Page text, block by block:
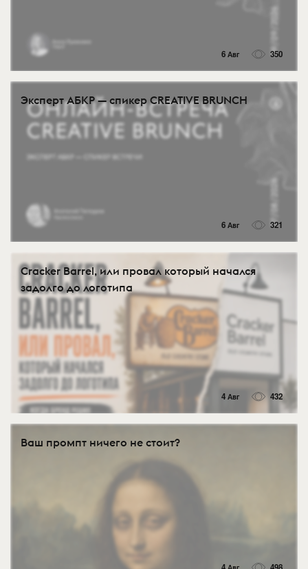
6 Авг 350
Эксперт АБКР — спикер CREATIVE BRUNCH
6 Авг 321
Cracker Barrel, или провал который начался
задолго до логотипа
4 Авг 432
Ваш промпт ничего не стоит?